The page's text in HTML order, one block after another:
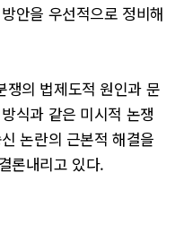
안을 우선적으로 정비해
쟁의 법제도적 원인과 문
식과 같은 미시적 논쟁
논란의 근본적 해결을
론내리고 있다.